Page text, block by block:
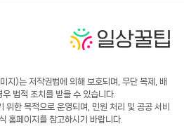
지)는 저작권법에 의해 보호되며, 무단 복제, 배
법적 조치를 받을 수 있습니다.
위한 목적으로 운영되며, 민원 처리 및 공공 서비
홈페이지를 참고하시기 바랍니다.